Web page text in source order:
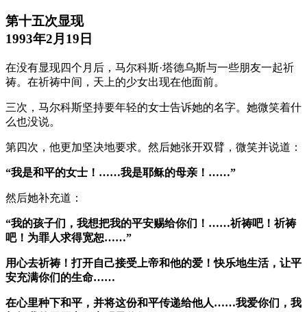
第十五次显现
1993年2月19日
在没有显现四个月后，马尔科斯·塔德乌斯与一些朋友一起祈
祷。在祈祷中间，天上的少女出现在他面前。
三次，马尔科斯坚持要年轻的女士告诉她的名字。她微笑着什
么也没说。
第四次，他更加坚决地要求。然后她张开双臂，微笑并说道：
“我是和平的女士！……我是耶稣的母亲！……”
然后她补充道：
“我的孩子们，我想把我的平安赐给你们！……祈祷吧！祈祷
吧！为罪人求得宽恕……”
用心去祈祷！打开自己接受上帝和他的爱！快乐地生活，让平
安充满你们的生命……
在心里种下和平，并将这份和平传递给他人……我爱你们，我